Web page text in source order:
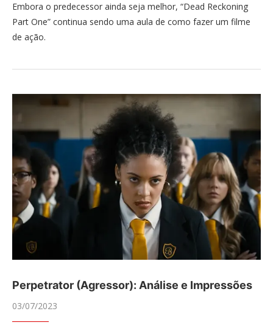
Embora o predecessor ainda seja melhor, “Dead Reckoning
Part One” continua sendo uma aula de como fazer um filme
de ação.
Perpetrator (Agressor): Análise e Impressões
03/07/2023